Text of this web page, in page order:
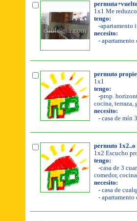
1x1 Me
tengo:
-apartamento
necesito:
- apartamento
permuto
1x1
tengo:
-prop.
cocina, terraza,
necesito:
- casa de mín
permuto
1x2 Escucho
tengo:
-casa de 3
comedor,
necesito:
- casa de
- apartamento